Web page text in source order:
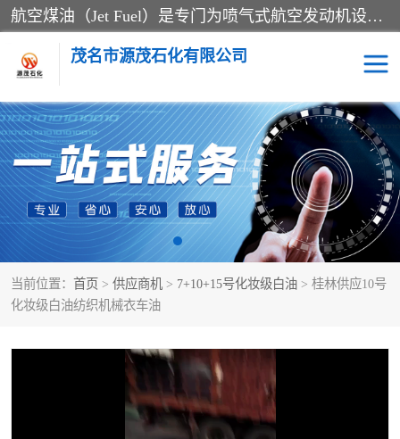
航空煤油（Jet Fuel）是专门为喷气式航空发动机设计的高纯度燃料，主要分为Jet A、Jet A-1和Jet B等类型。其特点是闪点高、低温流动性好，并添加了抗静电剂和抗氧化剂以确保飞行安全。航空煤油需
茂名市源茂石化有限公司
当前位置： 首页 > 供应商机 > 7+10+15号化妆级白油 > 桂林供应10号
化妆级白油纺织机械衣车油
RP3航空煤油 D20+D30溶剂油
D40+D60溶剂油 D80+D100溶剂油
6号+120号溶剂油 260号溶剂油
异构烷烃 天然乳胶
26+32号化妆级白油 46+68号化妆级白油